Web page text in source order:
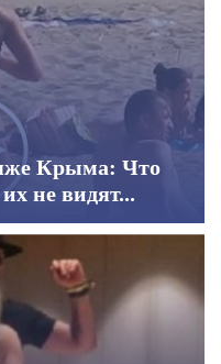
Крыма: Что
не видят...